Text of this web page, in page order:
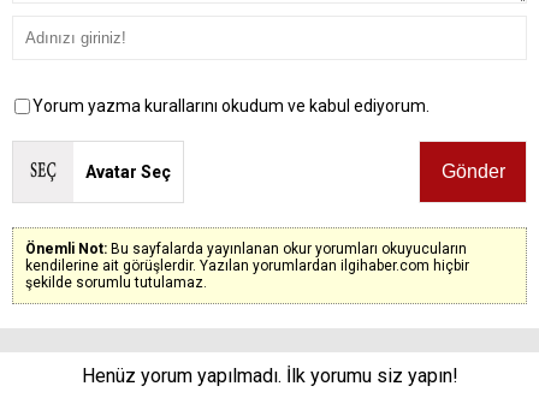
Yorum yazma kurallarını okudum ve kabul ediyorum.
Avatar Seç
Önemli Not: Bu sayfalarda yayınlanan okur yorumları okuyucuların
kendilerine ait görüşlerdir. Yazılan yorumlardan ilgihaber.com hiçbir
şekilde sorumlu tutulamaz.
Henüz yorum yapılmadı. İlk yorumu siz yapın!